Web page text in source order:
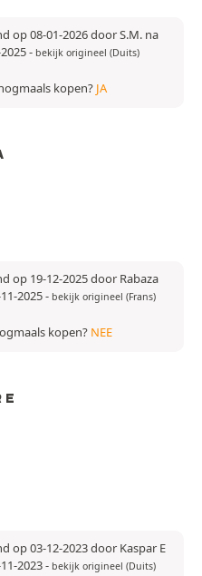
op 08-01-2026 door S.M. na
- bekijk origineel (Duits)
kopen? JA
op 19-12-2025 door Rabaza
2025- bekijk origineel (Frans)
kopen? NEE
E
op 03-12-2023 door Kaspar E
2023- bekijk origineel (Duits)